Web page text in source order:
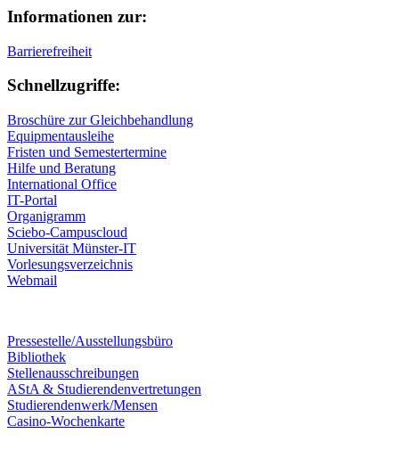
Informationen zur:
Barrierefreiheit
Schnellzugriffe:
Broschüre zur Gleichbehandlung
Equipmentausleihe
Fristen und Semestertermine
Hilfe und Beratung
International Office
IT-Portal
Organigramm
Sciebo-Campuscloud
Universität Münster-IT
Vorlesungsverzeichnis
Webmail
Pressestelle/Ausstellungsbüro
Bibliothek
Stellenausschreibungen
AStA & Studierendenvertretungen
Studierendenwerk/Mensen
Casino-Wochenkarte